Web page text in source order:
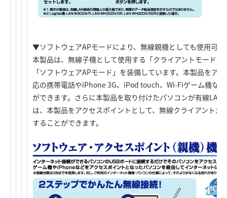
▼ソフトウェアAPモードにより、無線親機としても使用可能
本製品は、無線子機として使用する「クライアントモード
「ソフトウェアAPモード」を装備しています。本製品をア
応の携帯電話やiPhone 3G、iPod touch、Wi-Fiゲーム機な
ができます。さらに本製品を取り付けたパソコンが有線
は、本製品をアクセスポイントとして、無線クライアント
することができます。